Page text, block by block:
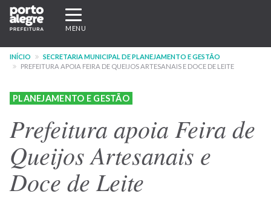
Pular
para
conteúdo
principal
Expandir/recolher
navegação
MENU
INÍCIO
SECRETARIA MUNICIPAL DE PLANEJAMENTO E GESTÃO
PREFEITURA APOIA FEIRA DE QUEIJOS ARTESANAIS E DOCE DE LEITE
PLANEJAMENTO E GESTÃO
Prefeitura apoia Feira de
Queijos Artesanais e
Doce de Leite